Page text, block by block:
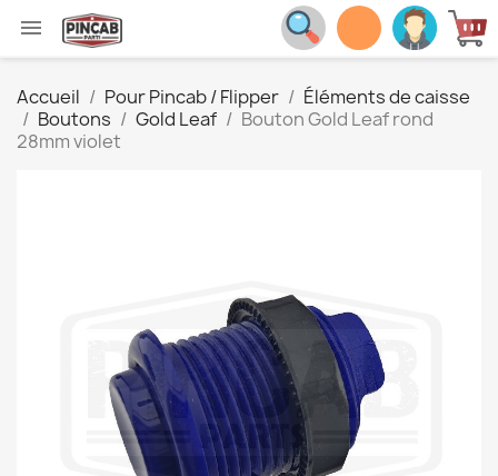

Accueil Pour Pincab / Flipper
Éléments de caisse
Boutons
Gold Leaf
Bouton Gold Leaf rond
28mm violet